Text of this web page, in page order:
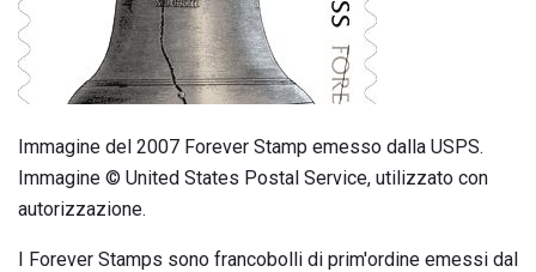
Immagine del 2007 Forever Stamp emesso dalla USPS.
Immagine © United States Postal Service, utilizzato con
autorizzazione.
I Forever Stamps sono francobolli di prim'ordine emessi dal